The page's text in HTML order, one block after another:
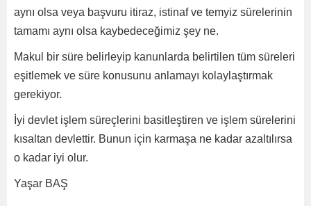
aynı olsa veya başvuru itiraz, istinaf ve temyiz sürelerinin
tamamı aynı olsa kaybedeceğimiz şey ne.
Makul bir süre belirleyip kanunlarda belirtilen tüm süreleri
eşitlemek ve süre konusunu anlamayı kolaylaştırmak
gerekiyor.
İyi devlet işlem süreçlerini basitleştiren ve işlem sürelerini
kısaltan devlettir. Bunun için karmaşa ne kadar azaltılırsa
o kadar iyi olur.
Yaşar BAŞ